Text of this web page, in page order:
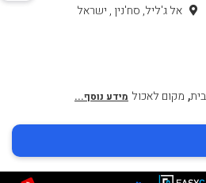
אל ג'ליל, סח'נין , ישראל
, מקום לאכול מידע נוסף...